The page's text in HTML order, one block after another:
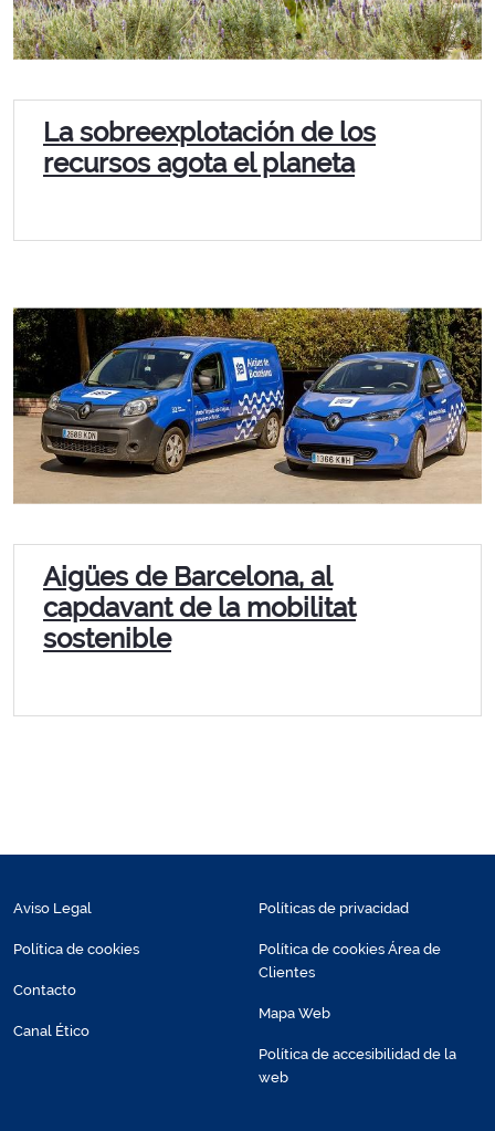
La sobreexplotación de los
recursos agota el planeta
Aigües de Barcelona, al
capdavant de la mobilitat
sostenible
Aviso Legal
Política de cookies
Contacto
Canal Ético
Políticas de privacidad
Política de cookies Área de
Clientes
Mapa Web
Política de accesibilidad de la
web